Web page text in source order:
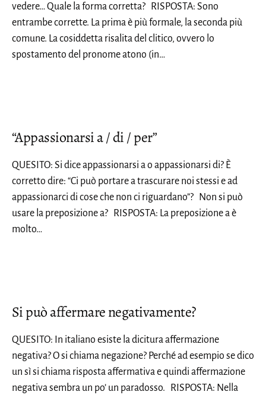
vedere… Quale la forma corretta? RISPOSTA: Sono
entrambe corrette. La prima è più formale, la seconda più
comune. La cosiddetta risalita del clitico, ovvero lo
spostamento del pronome atono (in…
“Appassionarsi a / di / per”
QUESITO: Si dice appassionarsi a o appassionarsi di? È
corretto dire: “Ci può portare a trascurare noi stessi e ad
appassionarci di cose che non ci riguardano”? Non si può
usare la preposizione a? RISPOSTA: La preposizione a è
molto…
Si può affermare negativamente?
QUESITO: In italiano esiste la dicitura affermazione
negativa? O si chiama negazione? Perché ad esempio se dico
un sì si chiama risposta affermativa e quindi affermazione
negativa sembra un po’ un paradosso. RISPOSTA: Nella